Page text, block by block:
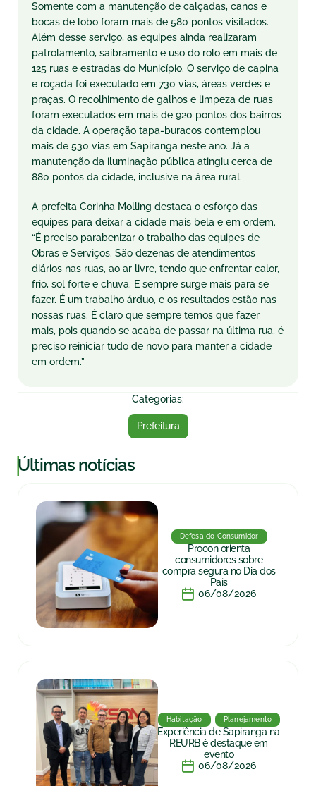
Somente com a manutenção de calçadas, canos e
bocas de lobo foram mais de 580 pontos visitados.
Além desse serviço, as equipes ainda realizaram
patrolamento, saibramento e uso do rolo em mais de
125 ruas e estradas do Município. O serviço de capina
e roçada foi executado em 730 vias, áreas verdes e
praças. O recolhimento de galhos e limpeza de ruas
foram executados em mais de 920 pontos dos bairros
da cidade. A operação tapa-buracos contemplou
mais de 530 vias em Sapiranga neste ano. Já a
manutenção da iluminação pública atingiu cerca de
880 pontos da cidade, inclusive na área rural.
A prefeita Corinha Molling destaca o esforço das
equipes para deixar a cidade mais bela e em ordem.
“É preciso parabenizar o trabalho das equipes de
Obras e Serviços. São dezenas de atendimentos
diários nas ruas, ao ar livre, tendo que enfrentar calor,
frio, sol forte e chuva. E sempre surge mais para se
fazer. É um trabalho árduo, e os resultados estão nas
nossas ruas. É claro que sempre temos que fazer
mais, pois quando se acaba de passar na última rua, é
preciso reiniciar tudo de novo para manter a cidade
em ordem.”
Categorias:
Prefeitura
|Últimas notícias
Defesa do Consumidor
Procon orienta
consumidores sobre
compra segura no Dia dos
Pais
06/08/2026
Habitação Planejamento
Experiência de Sapiranga na
REURB é destaque em
evento
06/08/2026